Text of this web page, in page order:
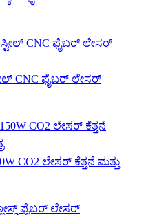
CNC ಫೈಬರ್ ಲೇಸರ್
CO2 ಲೇಸರ್ ಕೆತ್ತನೆ ಮತ್ತು